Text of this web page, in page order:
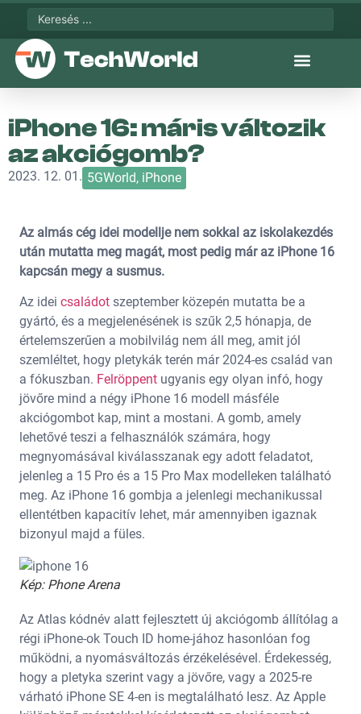
iPhone 16: máris változik
az akciógomb?
2023. 12. 01. 5GWorld, iPhone
Az almás cég idei modellje nem sokkal az iskolakezdés
után mutatta meg magát, most pedig már az iPhone 16
kapcsán megy a susmus.
Az idei családot szeptember közepén mutatta be a
gyártó, és a megjelenésének is szűk 2,5 hónapja, de
értelemszerűen a mobilvilág nem áll meg, amit jól
szemléltet, hogy pletykák terén már 2024-es család van
a fókuszban. Felröppent ugyanis egy olyan infó, hogy
jövőre mind a négy iPhone 16 modell másféle
akciógombot kap, mint a mostani. A gomb, amely
lehetővé teszi a felhasználók számára, hogy
megnyomásával kiválasszanak egy adott feladatot,
jelenleg a 15 Pro és a 15 Pro Max modelleken található
meg. Az iPhone 16 gombja a jelenlegi mechanikussal
ellentétben kapacitív lehet, már amennyiben igaznak
bizonyul majd a füles.
Kép: Phone Arena
Az Atlas kódnév alatt fejlesztett új akciógomb állítólag a
régi iPhone-ok Touch ID home-jához hasonlóan fog
működni, a nyomásváltozás érzékelésével. Érdekesség,
hogy a pletyka szerint vagy a jövőre, vagy a 2025-re
várható iPhone SE 4-en is megtalálható lesz. Az Apple